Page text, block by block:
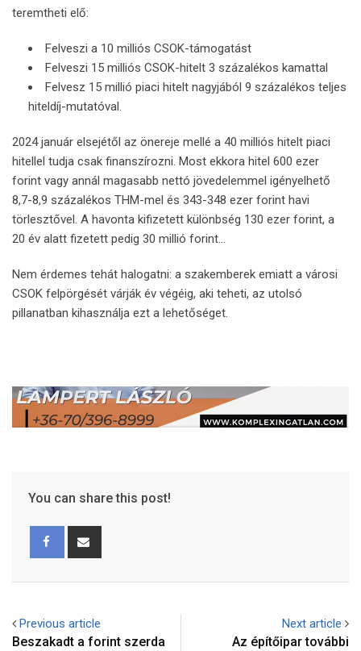
teremtheti elő:
Felveszi a 10 milliós CSOK-támogatást
Felveszi 15 milliós CSOK-hitelt 3 százalékos kamattal
Felvesz 15 millió piaci hitelt nagyjából 9 százalékos teljes
hiteldíj-mutatóval.
2024 január elsejétől az önereje mellé a 40 milliós hitelt piaci
hitellel tudja csak finanszírozni. Most ekkora hitel 600 ezer
forint vagy annál magasabb nettó jövedelemmel igényelhető
8,7-8,9 százalékos THM-mel és 343-348 ezer forint havi
törlesztővel. A havonta kifizetett különbség 130 ezer forint, a
20 év alatt fizetett pedig 30 millió forint…
Nem érdemes tehát halogatni: a szakemberek emiatt a városi
CSOK felpörgését várják év végéig, aki teheti, az utolsó
pillanatban kihasználja ezt a lehetőséget.
You can share this post!
Previous article
Beszakadt a forint szerda
Next article
Az építőipar további